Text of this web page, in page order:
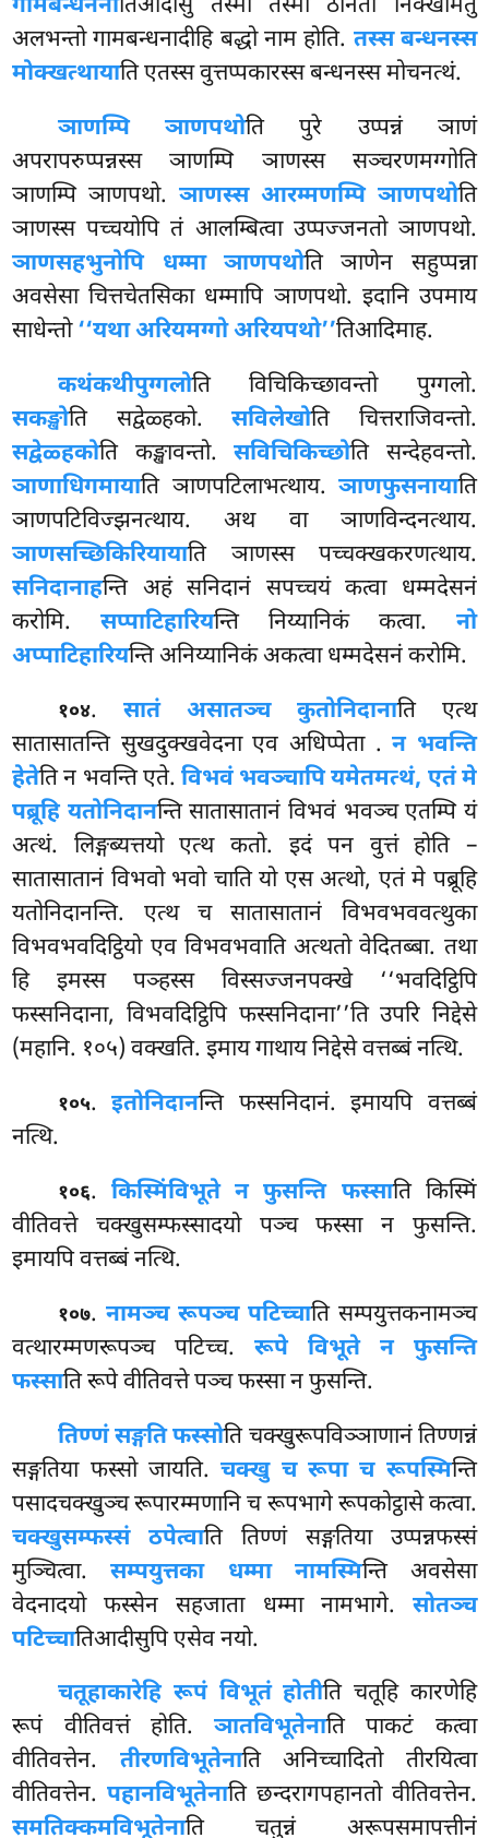
गामबन्धनेनातिआदीसु तस्मा तस्माठानतो निक्खमितुं
अलभन्तो गामबन्धनादीहि बद्धो नाम होति. तस्स बन्धनस्स
मोक्खत्थायाति एतस्स वुत्तप्पकारस्स बन्धनस्स मोचनत्थं.
ञाणम्पि ञाणपथोति पुरे उप्पन्नं ञाणं
अपरापरुप्पन्नस्स ञाणम्पि ञाणस्स सञ्चरणमग्गोति
ञाणम्पि ञाणपथो. ञाणस्स आरम्मणम्पि ञाणपथोति
ञाणस्स पच्चयोपि तं आलम्बित्वा उप्पज्जनतो ञाणपथो.
ञाणसहभुनोपि धम्मा ञाणपथोति ञाणेन सहुप्पन्ना
अवसेसा चित्तचेतसिका धम्मापि ञाणपथो. इदानि उपमाय
साधेन्तो‘‘यथा अरियमग्गो अरियपथो’’तिआदिमाह.
कथंकथीपुग्गलोति विचिकिच्छावन्तो पुग्गलो.
सकङ्खोति सद्वेळ्हको.सविलेखोति चित्तराजिवन्तो.
सद्वेळ्हकोति कङ्खावन्तो.सविचिकिच्छोति सन्देहवन्तो.
ञाणाधिगमायाति ञाणपटिलाभत्थाय. ञाणफुसनायाति
ञाणपटिविज्झनत्थाय. अथ वा ञाणविन्दनत्थाय.
ञाणसच्छिकिरियायाति ञाणस्स पच्चक्खकरणत्थाय.
सनिदानाहन्ति अहं सनिदानं सपच्चयं कत्वा धम्मदेसनं
करोमि.सप्पाटिहारियन्ति निय्यानिकं कत्वा. नो
अप्पाटिहारियन्ति अनिय्यानिकं अकत्वा धम्मदेसनं करोमि.
१०४. सातं असातञ्च कुतोनिदानाति एत्थ
सातासातन्ति सुखदुक्खवेदना एव अधिप्पेता .न भवन्ति
हेतेति न भवन्ति एते. विभवं भवञ्चापि यमेतमत्थं, एतं मे
पब्रूहि यतोनिदानन्ति सातासातानं विभवं भवञ्च एतम्पि यं
अत्थं. लिङ्गब्यत्तयो एत्थ कतो. इदं पन वुत्तं होति –
सातासातानं विभवो भवो चाति यो एस अत्थो, एतं मे पब्रूहि
यतोनिदानन्ति. एत्थ च सातासातानं विभवभववत्थुका
विभवभवदिट्ठियो एव विभवभवाति अत्थतो वेदितब्बा. तथा
हि इमस्स पञ्हस्स विस्सज्जनपक्खे ‘‘भवदिट्ठिपि
फस्सनिदाना, विभवदिट्ठिपि फस्सनिदाना’’ति उपरि निद्देसे
(महानि. १०५) वक्खति. इमाय गाथाय निद्देसे वत्तब्बं नत्थि.
१०५.इतोनिदानन्ति फस्सनिदानं. इमायपि वत्तब्बं
नत्थि.
१०६.किस्मिंविभूते न फुसन्ति फस्साति किस्मिं
वीतिवत्ते चक्खुसम्फस्सादयो पञ्च फस्सा न फुसन्ति.
इमायपि वत्तब्बं नत्थि.
१०७. नामञ्च रूपञ्च पटिच्चाति सम्पयुत्तकनामञ्च
वत्थारम्मणरूपञ्च पटिच्च.रूपे विभूते न फुसन्ति
फस्साति रूपे वीतिवत्ते पञ्च फस्सा न फुसन्ति.
तिण्णं सङ्गति फस्सोति चक्खुरूपविञ्ञाणानं तिण्णन्नं
सङ्गतिया फस्सो जायति.चक्खु च रूपा च रूपस्मिन्ति
पसादचक्खुञ्च रूपारम्मणानि च रूपभागे रूपकोट्ठासे कत्वा.
चक्खुसम्फस्सं ठपेत्वाति तिण्णं सङ्गतिया उप्पन्नफस्सं
मुञ्चित्वा.सम्पयुत्तका धम्मा नामस्मिन्ति अवसेसा
वेदनादयोफस्सेन सहजाता धम्मा नामभागे. सोतञ्च
पटिच्चातिआदीसुपि एसेव नयो.
चतूहाकारेहि रूपं विभूतं होतीति चतूहि कारणेहि
रूपं वीतिवत्तं होति.ञातविभूतेनाति पाकटं कत्वा
वीतिवत्तेन. तीरणविभूतेनाति अनिच्चादितो तीरयित्वा
वीतिवत्तेन.पहानविभूतेनाति छन्दरागपहानतो वीतिवत्तेन.
समतिक्कमविभूतेनाति चतुन्नं अरूपसमापत्तीनं